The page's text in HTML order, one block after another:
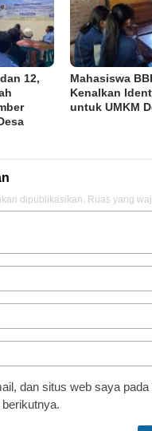
12,
Mahasiswa
Kenalkan
untuk UMKM
dipublikasikan. Ruas yang
dan situs web saya